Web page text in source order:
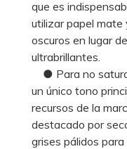
que es
utilizar papel mate
oscuros en lugar
ultrabrillantes.
● Para no
un único tono
recursos de la
destacado por
grises pálidos